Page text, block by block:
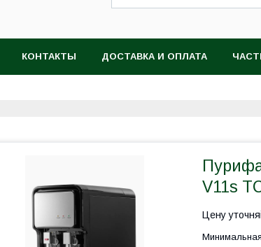
КОНТАКТЫ ДОСТАВКА И ОПЛАТА
V11s
Цену